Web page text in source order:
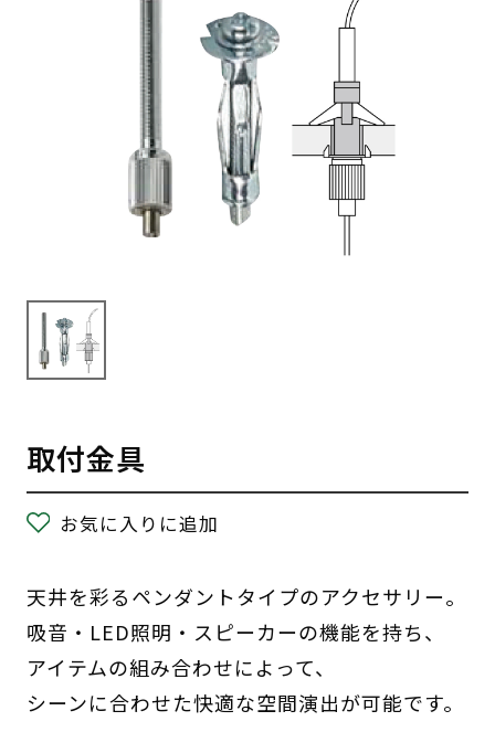
取付金具
お気に入りに追加
天井を彩るペンダントタイプのアクセサリー。
吸音・LED照明・スピーカーの機能を持ち、
アイテムの組み合わせによって、
シーンに合わせた快適な空間演出が可能です。